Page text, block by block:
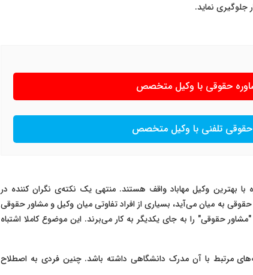
جلوگیری نماید.
حقوقی با وکیل متخصص
حقوقی تلفنی با وکیل متخصص
با بهترین وکیل مهاباد واقف هستند. منتهی یک نکته‌ی نگران کننده در
به میان می‌آید، بسیاری از افراد تفاوتی میان وکیل و مشاور حقوقی
حقوقی" را به جای یکدیگر به کار می‌برند. این موضوع کاملا اشتباه
مرتبط با آن مدرک دانشگاهی داشته باشد. چنین فردی به اصطلاح